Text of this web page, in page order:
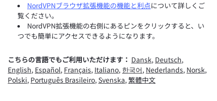
NordVPNブラウザ拡張機能の機能と利点について詳しくご
覧ください。
NordVPN拡張機能の右側にあるピンをクリックすると、い
つでも簡単にアクセスできるようになります。
こちらの言語でもご利用いただけます： Dansk, Deutsch,
English, Español, Français, Italiano, 한국어, Nederlands, Norsk,
Polski, Português Brasileiro, Svenska, 繁體中文